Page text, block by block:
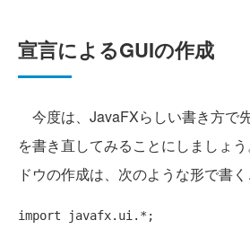
宣言によるGUIの作成
今度は、JavaFXらしい書き方で
を書き直してみることにしましょ
ドウの作成は、次のような形で書く
import javafx.ui.*;